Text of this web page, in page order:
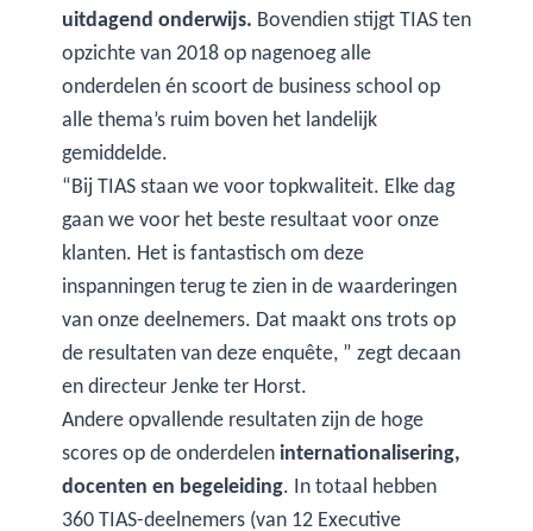
uitdagend onderwijs. Bovendien stijgt TIAS ten
opzichte van 2018 op nagenoeg alle
onderdelen én scoort de business school op
alle thema’s ruim boven het landelijk
gemiddelde.
“Bij TIAS staan we voor topkwaliteit. Elke dag
gaan we voor het beste resultaat voor onze
klanten. Het is fantastisch om deze
inspanningen terug te zien in de waarderingen
van onze deelnemers. Dat maakt ons trots op
de resultaten van deze enquête, ” zegt decaan
en directeur Jenke ter Horst.
Andere opvallende resultaten zijn de hoge
scores op de onderdeleninternationalisering,
docenten en begeleiding. In totaal hebben
360 TIAS-deelnemers (van 12 Executive